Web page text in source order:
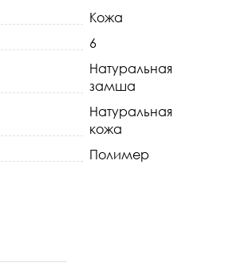
Кожа
6
Натуральная
замша
Натуральная
кожа
Полимер